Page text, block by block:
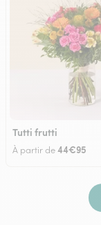
Tutti frutti
À partir de44€95